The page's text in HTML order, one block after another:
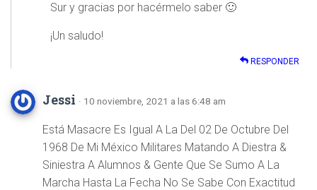
Sur y gracias por hacérmelo saber 🙂
¡Un saludo!
RESPONDER
Jessi · 10 noviembre, 2021 a las 6:48 am
Está Masacre Es Igual A La Del 02 De Octubre Del
1968 De Mi México Militares Matando A Diestra &
Siniestra A Alumnos & Gente Que Se Sumo A La
Marcha Hasta La Fecha No Se Sabe Con Exactitud